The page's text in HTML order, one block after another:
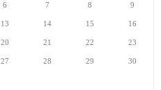
6 7 8 9
13 14 15 16
20 21 22 23
27 28 29 30